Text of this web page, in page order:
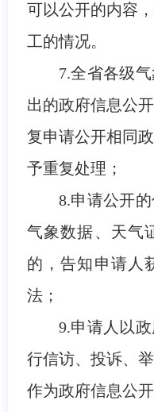
可以公开的内容
工的情况。
7.全省各级气
出的政府信息公
复申请公开相同
予重复处理；
8.申请公开的
气象数据、天气
的，告知申请人
法；
9.申请人以政
行信访、投诉、
作为政府信息公